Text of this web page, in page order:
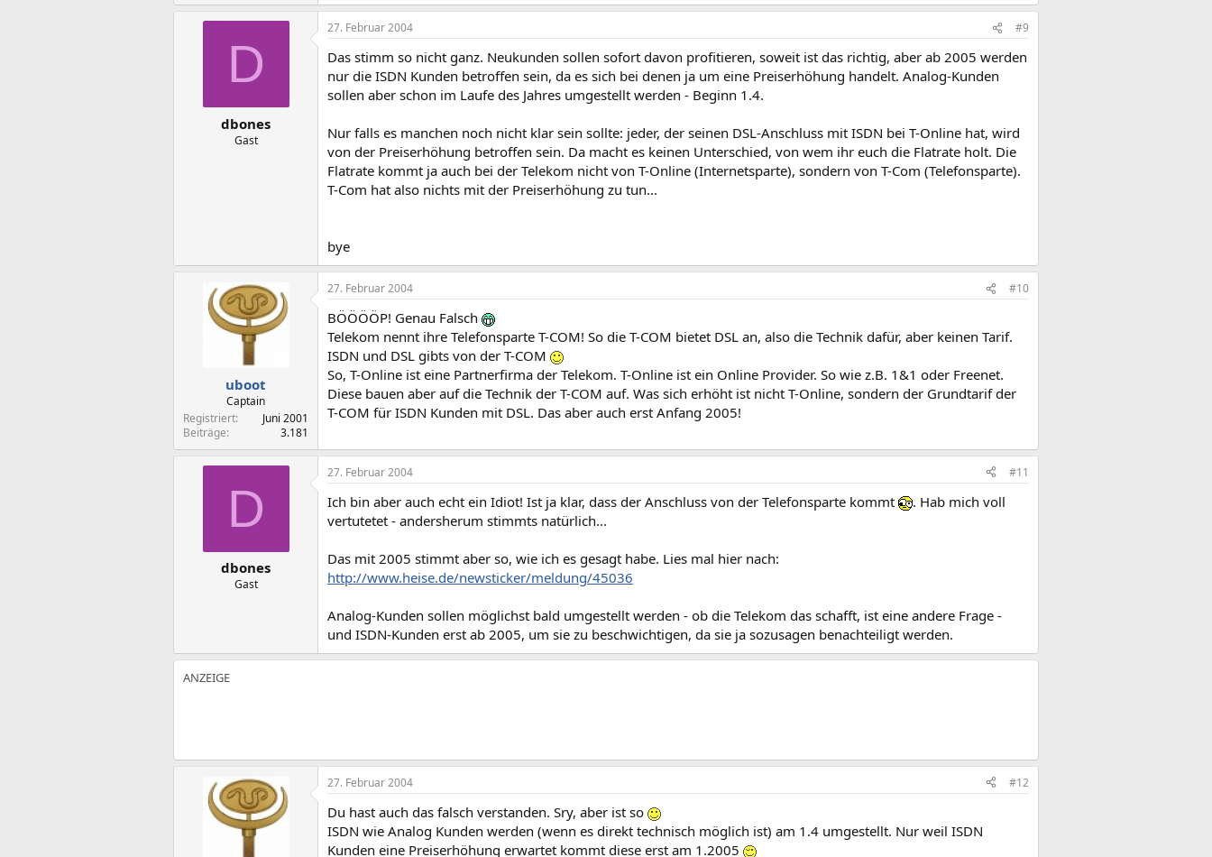
D
dbones
Gast
27. Februar 2004 #9
Das stimm so nicht ganz. Neukunden sollen sofort davon profitieren, soweit ist das richtig, aber ab 2005 werden
nur die ISDN Kunden betroffen sein, da es sich bei denen ja um eine Preiserhöhung handelt. Analog-Kunden
sollen aber schon im Laufe des Jahres umgestellt werden - Beginn 1.4.
Nur falls es manchen noch nicht klar sein sollte: jeder, der seinen DSL-Anschluss mit ISDN bei T-Online hat, wird
von der Preiserhöhung betroffen sein. Da macht es keinen Unterschied, von wem ihr euch die Flatrate holt. Die
Flatrate kommt ja auch bei der Telekom nicht von T-Online (Internetsparte), sondern von T-Com (Telefonsparte).
T-Com hat also nichts mit der Preiserhöhung zu tun...
bye
uboot
Captain
Registriert
Juni 2001
Beiträge
3.181
27. Februar 2004 #10
BÖÖÖÖP! Genau Falsch
Telekom nennt ihre Telefonsparte T-COM! So die T-COM bietet DSL an, also die Technik dafür, aber keinen Tarif.
ISDN und DSL gibts von der T-COM
So, T-Online ist eine Partnerfirma der Telekom. T-Online ist ein Online Provider. So wie z.B. 1&1 oder Freenet.
Diese bauen aber auf die Technik der T-COM auf. Was sich erhöht ist nicht T-Online, sondern der Grundtarif der
T-COM für ISDN Kunden mit DSL. Das aber auch erst Anfang 2005!
D
dbones
Gast
27. Februar 2004 #11
Ich bin aber auch echt ein Idiot! Ist ja klar, dass der Anschluss von der Telefonsparte kommt
. Hab mich voll
vertutetet - andersherum stimmts natürlich...
Das mit 2005 stimmt aber so, wie ich es gesagt habe. Lies mal hier nach:
http://www.heise.de/newsticker/meldung/45036
Analog-Kunden sollen möglichst bald umgestellt werden - ob die Telekom das schafft, ist eine andere Frage -
und ISDN-Kunden erst ab 2005, um sie zu beschwichtigen, da sie ja sozusagen benachteiligt werden.
27. Februar 2004 #12
Du hast auch das falsch verstanden. Sry, aber ist so
ISDN wie Analog Kunden werden (wenn es direkt technisch möglich ist) am 1.4 umgestellt. Nur weil ISDN
Kunden eine Preiserhöhung erwartet kommt diese erst am 1.2005